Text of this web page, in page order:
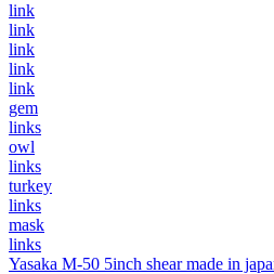
link
link
link
link
link
gem
links
owl
links
turkey
links
mask
links
Yasaka M-50 5inch shear made in